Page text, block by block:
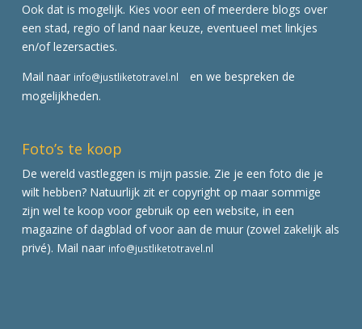
Ook dat is mogelijk. Kies voor een of meerdere blogs over
een stad, regio of land naar keuze, eventueel met linkjes
en/of lezersacties.
Mail naar info@justliketotravel.nl
en we bespreken de
mogelijkheden.
Foto’s te koop
De wereld vastleggen is mijn passie. Zie je een foto die je
wilt hebben? Natuurlijk zit er copyright op maar sommige
zijn wel te koop voor gebruik op een website, in een
magazine of dagblad of voor aan de muur (zowel zakelijk als
privé). Mail naar info@justliketotravel.nl